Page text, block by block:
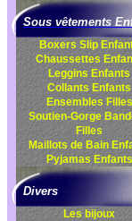
Sous vêtements
Boxers Slip
Chaussettes
Leggins Enfants
Collants Enfants
Ensembles Filles
Soutien-Gorge
Filles
Maillots de Bain
Pyjamas Enfants
Divers
Les bijoux